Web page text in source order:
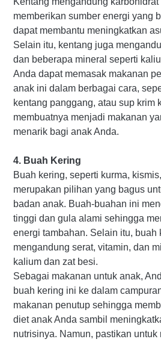
memberikan sumber energi yang
dapat membantu meningkatkan
Selain itu, kentang juga
dan beberapa mineral seperti
Anda dapat memasak makanan
anak ini dalam berbagai cara,
kentang panggang, atau sup krim
membuatnya menjadi makanan
menarik bagi anak Anda.
4. Buah Kering
Buah kering, seperti kurma,
merupakan pilihan yang bagus
badan anak. Buah-buahan ini
tinggi dan gula alami sehingga
energi tambahan. Selain itu, buah
mengandung serat, vitamin, dan
kalium dan zat besi.
Sebagai makanan untuk anak,
buah kering ini ke dalam
makanan penutup sehingga
diet anak Anda sambil
nutrisinya. Namun, pastikan untuk